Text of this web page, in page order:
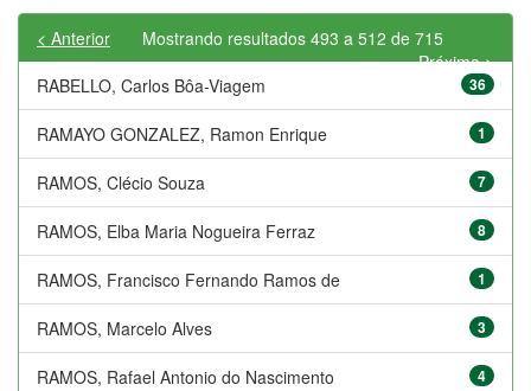
Mostrando resultados 493 a 512 de 715
< Anterior
Próximo >
RABELLO, Carlos Bôa-Viagem
36
RAMAYO GONZALEZ, Ramon Enrique 1
RAMOS, Clécio Souza 7
RAMOS, Elba Maria Nogueira Ferraz 8
RAMOS, Francisco Fernando Ramos de 1
RAMOS, Marcelo Alves 3
RAMOS, Rafael Antonio do Nascimento 4